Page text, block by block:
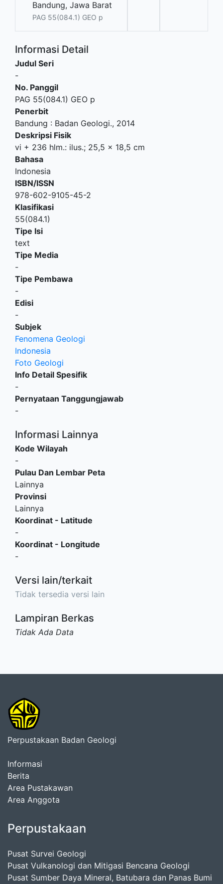
Bandung, Jawa Barat
PAG 55(084.1) GEO p
Informasi Detail
Judul Seri
-
No. Panggil
PAG 55(084.1) GEO p
Penerbit
Bandung : Badan Geologi., 2014
Deskripsi Fisik
vi + 236 hlm.: ilus.; 25,5 x 18,5 cm
Bahasa
Indonesia
ISBN/ISSN
978-602-9105-45-2
Klasifikasi
55(084.1)
Tipe Isi
text
Tipe Media
-
Tipe Pembawa
-
Edisi
-
Subjek
Fenomena Geologi
Indonesia
Foto Geologi
Info Detail Spesifik
-
Pernyataan Tanggungjawab
-
Informasi Lainnya
Kode Wilayah
-
Pulau Dan Lembar Peta
Lainnya
Provinsi
Lainnya
Koordinat - Latitude
-
Koordinat - Longitude
-
Versi lain/terkait
Tidak tersedia versi lain
Lampiran Berkas
Tidak Ada Data
Perpustakaan Badan Geologi
Informasi
Berita
Area Pustakawan
Area Anggota
Perpustakaan
Pusat Survei Geologi
Pusat Vulkanologi dan Mitigasi Bencana Geologi
Pusat Sumber Daya Mineral, Batubara dan Panas Bumi